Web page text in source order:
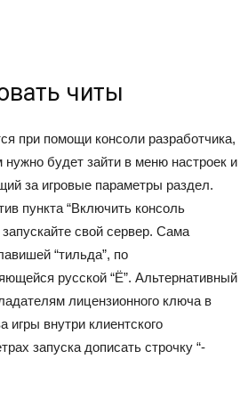
читы
при помощи консоли разработчика,
будет зайти в меню настроек и
за игровые параметры раздел.
пункта “Включить консоль
свой сервер. Сама
“тильда”, по
русской “Ё”. Альтернативный
лицензионного ключа в
игры внутри клиентского
запуска дописать строчку “-